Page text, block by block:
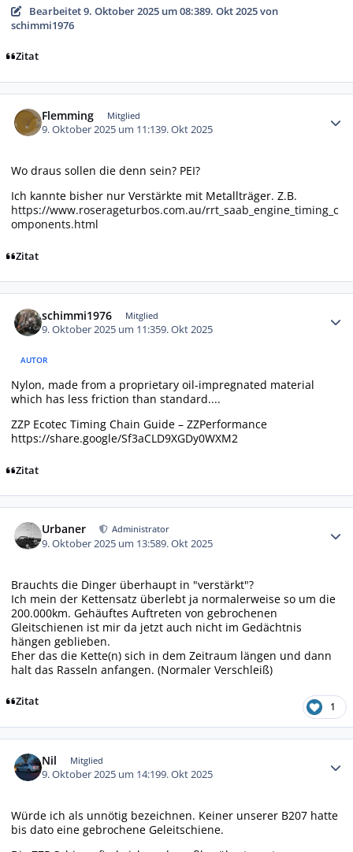
Bearbeitet9. Oktober 2025 um 08:389. Okt 2025von
schimmi1976
Zitat
Flemming Mitglied
9. Oktober 2025 um 11:139. Okt 2025
Wo draus sollen die denn sein? PEI?
Ich kannte bisher nur Verstärkte mit Metallträger. Z.B.
https://www.roserageturbos.com.au/rrt_saab_engine_timing_c
omponents.html
Zitat
schimmi1976 Mitglied
9. Oktober 2025 um 11:359. Okt 2025
AUTOR
Nylon, made from a proprietary oil-impregnated material
which has less friction than standard....
ZZP Ecotec Timing Chain Guide – ZZPerformance
https://share.google/Sf3aCLD9XGDy0WXM2
Zitat
Urbaner Administrator
9. Oktober 2025 um 13:589. Okt 2025
Brauchts die Dinger überhaupt in "verstärkt"?
Ich mein der Kettensatz überlebt ja normalerweise so um die
200.000km. Gehäuftes Auftreten von gebrochenen
Gleitschienen ist mir da jetzt auch nicht im Gedächtnis
hängen geblieben.
Eher das die Kette(n) sich in dem Zeitraum längen und dann
halt das Rasseln anfangen. (Normaler Verschleiß)
Zitat 1
Nil Mitglied
9. Oktober 2025 um 14:199. Okt 2025
Würde ich als unnötig bezeichnen. Keiner unserer B207 hatte
bis dato eine gebrochene Geleitschiene.